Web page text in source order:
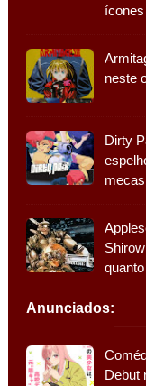
neste
Dirty
Anunciados:
Debut